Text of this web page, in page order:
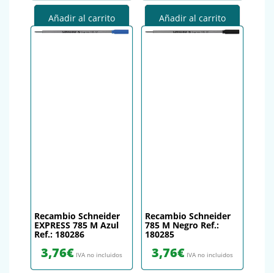
Añadir al carrito Añadir al carrito
Recambio Schneider
EXPRESS 785 M Azul
Ref.: 180286
3,76€ IVA no incluidos
Recambio Schneider
785 M Negro Ref.:
180285
3,76€ IVA no incluidos